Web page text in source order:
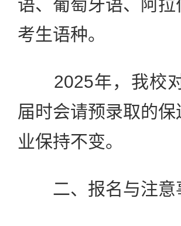
语、葡萄牙语、阿
考生语种。
2025年，我校对
届时会请预录取的
业保持不变。
二、报名与注意